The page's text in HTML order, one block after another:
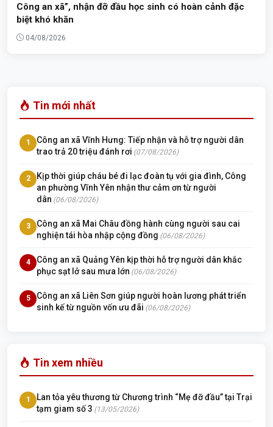
Công an xã”, nhận đỡ đầu học sinh có hoàn cảnh đặc
biệt khó khăn
04/08/2026
Tin mới nhất
1
Công an xã Vĩnh Hưng: Tiếp nhận và hỗ trợ người dân
trao trả 20 triệu đánh rơi (07/08/2026)
2
Kịp thời giúp cháu bé đi lạc đoàn tụ với gia đình, Công
an phường Vĩnh Yên nhận thư cảm ơn từ người
dân (06/08/2026)
3
Công an xã Mai Châu đồng hành cùng người sau cai
nghiện tái hòa nhập cộng đồng (06/08/2026)
4
Công an xã Quảng Yên kịp thời hỗ trợ người dân khắc
phục sạt lở sau mưa lớn (06/08/2026)
5
Công an xã Liên Sơn giúp người hoàn lương phát triển
sinh kế từ nguồn vốn ưu đãi (06/08/2026)
Tin xem nhiều
1
Lan tỏa yêu thương từ Chương trình “Mẹ đỡ đầu” tại Trại
tạm giam số 3 (13/05/2026)